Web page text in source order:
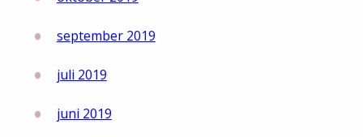
september 2019
juli 2019
juni 2019